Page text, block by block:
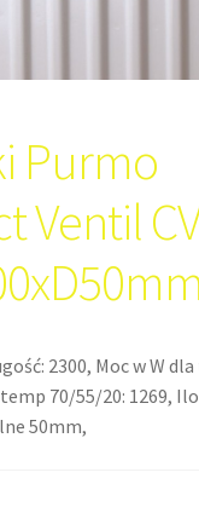
Purmo
Ventil
2300, Moc w W
70/55/20: 1269,
50mm,